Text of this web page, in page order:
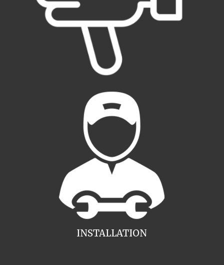
INSTALLATION